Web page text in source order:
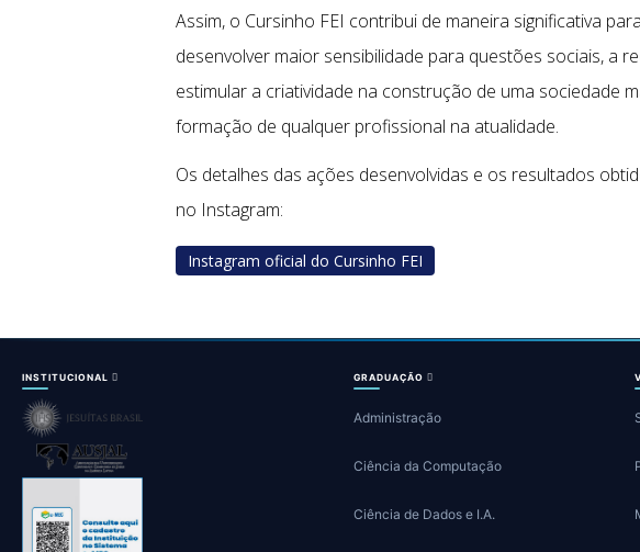
Assim, o Cursinho FEI contribui de maneira significativa
desenvolver maior sensibilidade para questões sociais, a
estimular a criatividade na construção de uma sociedade
formação de qualquer profissional na atualidade.
Os detalhes das ações desenvolvidas e os resultados
no Instagram:
Instagram oficial do Cursinho FEI
INSTITUCIONAL GRADUAÇÃO
Administração
Ciência da Computação
Ciência de Dados e I.A.